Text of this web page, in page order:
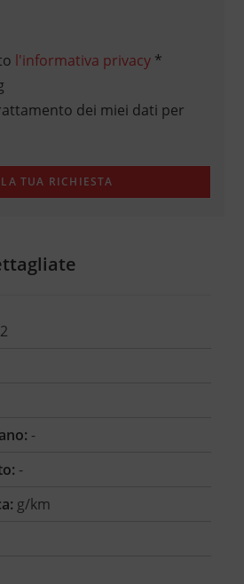
l'informativa privacy*
dei miei dati per
-
-
g/km